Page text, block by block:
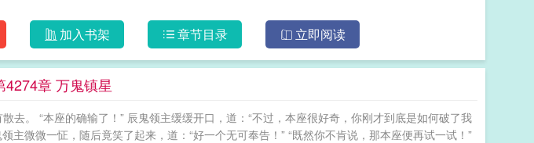
加入书架 章节目录 立即阅读
4274章 万鬼镇星
去。 “本座的确输了！” 辰鬼领主缓缓开口，道：“不过，本座很好奇，你刚才到底是如何破了我
主微微一怔，随后竟笑了起来，道：“好一个无可奉告！” “既然你不肯说，那本座便再试一试！”